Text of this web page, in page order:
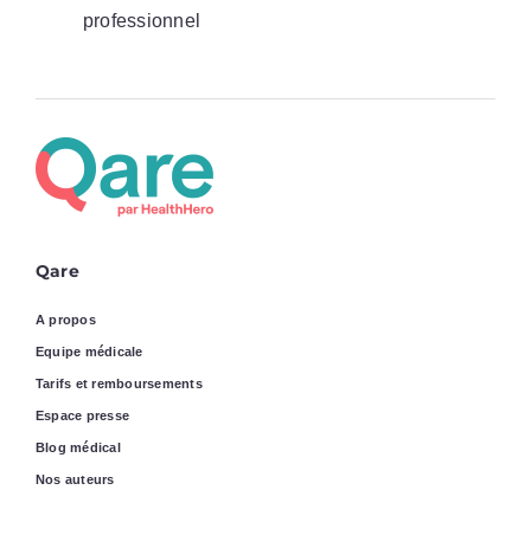
professionnel
Qare
A propos
Equipe médicale
Tarifs et remboursements
Espace presse
Blog médical
Nos auteurs